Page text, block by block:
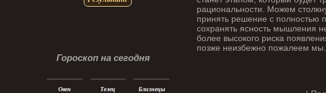
Гороскоп на сегодня
Овен
Телец
Близнецы
рациональности. Можем
принять решение с полностью
сохранять ясность мышления
более высокого риска
позже неизбежно пожалеем мы.